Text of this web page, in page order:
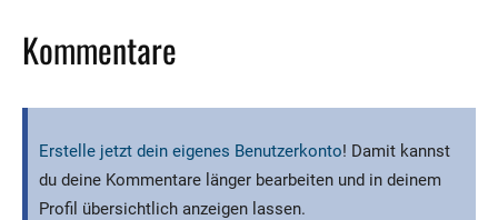
Kommentare
Erstelle jetzt dein eigenes Benutzerkonto! Damit kannst
du deine Kommentare länger bearbeiten und in deinem
Profil übersichtlich anzeigen lassen.